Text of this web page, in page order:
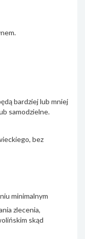
bardziej lub mniej
samodzielne.
bez
minimalnym
zlecenia,
skąd